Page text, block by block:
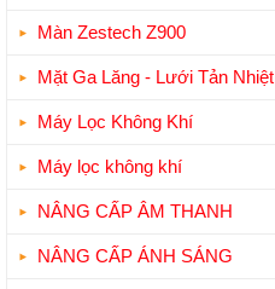
Màn Zestech Z900
Mặt Ga Lăng - Lưới Tản Nhiệt
Máy Lọc Không Khí
Máy lọc không khí
NÂNG CẤP ÂM THANH
NÂNG CẤP ÁNH SÁNG